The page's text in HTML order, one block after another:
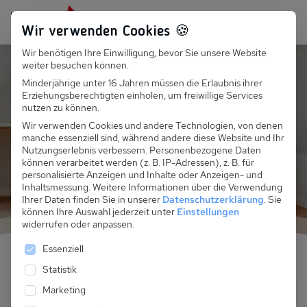
Persönlich für dich da: +49 251 899 050
Suchfeld
Suchen
Zirchow Komfort Reetdachhäuser
Reetdachhäuser am
Stettiner Haff in
Zirchow
Anreise und Abreise
Wir verwenden Cookies 🍪
Wir benötigen Ihre Einwilligung, bevor Sie unsere Website
weiter besuchen können.
Minderjährige unter 16 Jahren müssen die Erlaubnis ihrer
Erziehungsberechtigten einholen, um freiwillige Services
nutzen zu können.
Wir verwenden Cookies und andere Technologien, von denen
manche essenziell sind, während andere diese Website und Ihr
Nutzungserlebnis verbessern. Personenbezogene Daten
können verarbeitet werden (z. B. IP-Adressen), z. B. für
personalisierte Anzeigen und Inhalte oder Anzeigen- und
Inhaltsmessung. Weitere Informationen über die Verwendung
Ihrer Daten finden Sie in unserer Datenschutzerklärung. Sie
können Ihre Auswahl jederzeit unter Einstellungen
widerrufen oder anpassen.
Es folgt eine Liste der Service-Gruppen, für die
Essenziell
Statistik
Marketing